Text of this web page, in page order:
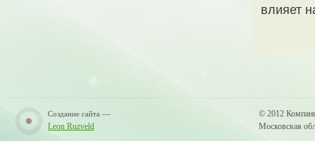
влияет
Создание сайта —
Leon Ruzveld
© 2012
Московская